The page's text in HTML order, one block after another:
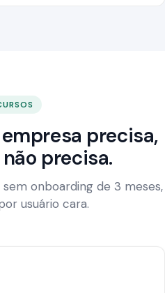
precisa,
precisa.
onboarding de 3 meses,
usuário cara.